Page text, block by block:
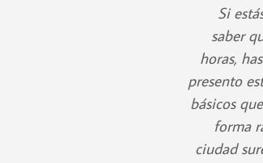
Si
saber
horas,
presento
básicos
forma
ciudad